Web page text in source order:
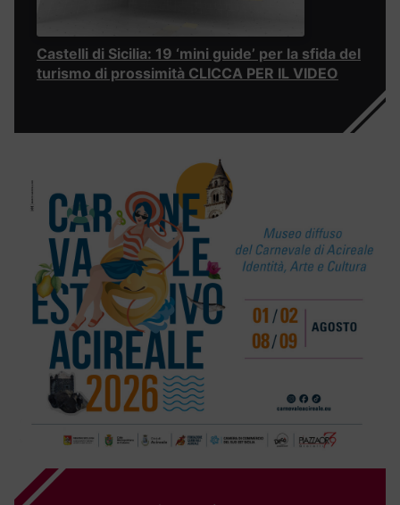
Castelli di Sicilia: 19 ‘mini guide’ per la sfida del
turismo di prossimità CLICCA PER IL VIDEO